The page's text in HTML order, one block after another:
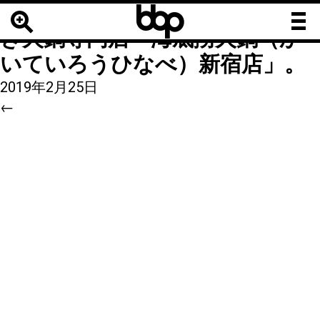
bbb
6| ←
【有名店】中国の方お墨付
き火鍋専門店「海底撈火鍋（か
いていろうひなべ）新宿店」。
2019年2月25日
←